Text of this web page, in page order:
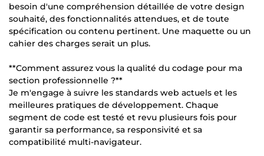
besoin d'une compréhension détaillée de votre design
souhaité, des fonctionnalités attendues, et de toute
spécification ou contenu pertinent. Une maquette ou un
cahier des charges serait un plus.
**Comment assurez vous la qualité du codage pour ma
section professionnelle ?**
Je m'engage à suivre les standards web actuels et les
meilleures pratiques de développement. Chaque
segment de code est testé et revu plusieurs fois pour
garantir sa performance, sa responsivité et sa
compatibilité multi-navigateur.